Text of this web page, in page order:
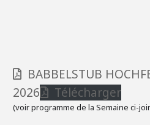
BABBELSTUB
2026
Télécharger
(voir programme de la Semaine ci-